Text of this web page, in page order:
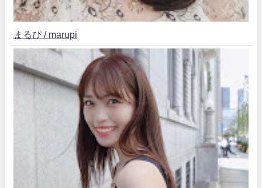
まるぴ / marupi